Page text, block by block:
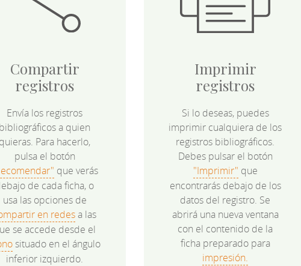
Compartir
registros
Envía los registros
a quien
Para hacerlo,
pulsa el botón
que verás
de cada ficha, o
usa las opciones de
en redesa las
se accede desde el
situado en el ángulo
inferior izquierdo.
Imprimir
registros
Si lo deseas, puedes
imprimir cualquiera de los
registros bibliográficos.
Debes pulsar el botón
"Imprimir" que
encontrarás debajo de los
datos del registro. Se
abrirá una nueva ventana
con el contenido de la
ficha preparado para
impresión.